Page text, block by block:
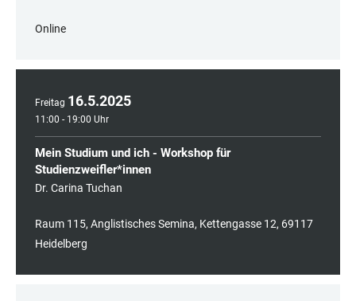
Online
Freitag 16.5.2025
11:00 - 19:00 Uhr
Mein Studium und ich - Workshop für
Studienzweifler*innen
Dr. Carina Tuchan
Raum 115, Anglistisches Semina, Kettengasse 12, 69117
Heidelberg